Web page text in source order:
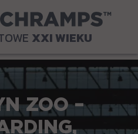
XXI WIEKU
ZOO –